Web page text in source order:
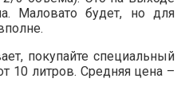
Маловато будет, но для
покупайте специальный
10 литров. Средняя цена –